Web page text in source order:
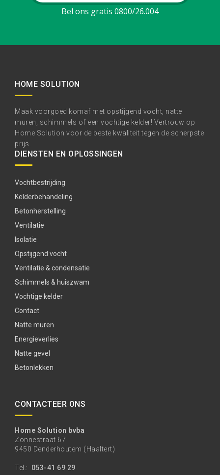
Bel ons gratis 0800/26.004
HOME SOLUTION
Maak voorgoed komaf met opstijgend vocht, natte
muren, schimmels of een vochtige kelder! Vertrouw op
Home Solution voor de beste kwaliteit tegen de scherpste
prijs.
DIENSTEN EN OPLOSSINGEN
Vochtbestrijding
Kelderbehandeling
Betonherstelling
Ventilatie
Isolatie
Opstijgend vocht
Ventilatie & condensatie
Schimmels & huiszwam
Vochtige kelder
Contact
Natte muren
Energieverlies
Natte gevel
Betonlekken
CONTACTEER ONS
Home Solution bvba
Zonnestraat 67
9450 Denderhoutem (Haaltert)
Tel.: 053-41 69 29